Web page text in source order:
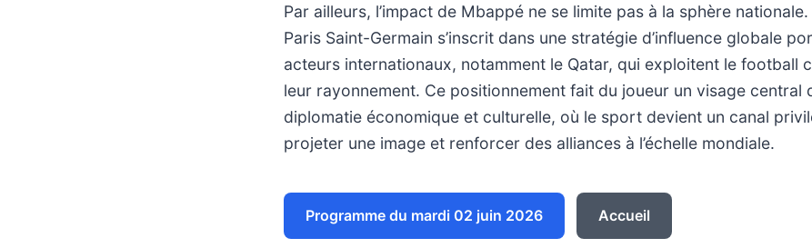
Par ailleurs, l’impact de Mbappé ne se limite pas à la sphère
Paris Saint-Germain s’inscrit dans une stratégie d’influence globale
acteurs internationaux, notamment le Qatar, qui exploitent le football
leur rayonnement. Ce positionnement fait du joueur un visage central
diplomatie économique et culturelle, où le sport devient un canal
projeter une image et renforcer des alliances à l’échelle mondiale.
Programme du mardi 02 juin 2026 Accueil